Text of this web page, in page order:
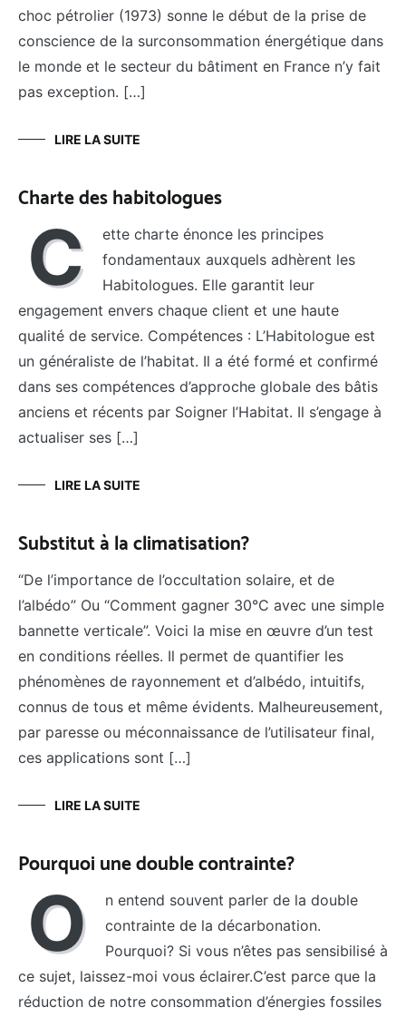
choc pétrolier (1973) sonne le début de la prise de
conscience de la surconsommation énergétique dans
le monde et le secteur du bâtiment en France n’y fait
pas exception. […]
LIRE LA SUITE
Charte des habitologues
C
ette charte énonce les principes
fondamentaux auxquels adhèrent les
Habitologues. Elle garantit leur
engagement envers chaque client et une haute
qualité de service. Compétences : L’Habitologue est
un généraliste de l’habitat. Il a été formé et confirmé
dans ses compétences d’approche globale des bâtis
anciens et récents par Soigner l’Habitat. Il s’engage à
actualiser ses […]
LIRE LA SUITE
Substitut à la climatisation?
“De l’importance de l’occultation solaire, et de
l’albédo” Ou “Comment gagner 30°C avec une simple
bannette verticale”. Voici la mise en œuvre d’un test
en conditions réelles. Il permet de quantifier les
phénomènes de rayonnement et d’albédo, intuitifs,
connus de tous et même évidents. Malheureusement,
par paresse ou méconnaissance de l’utilisateur final,
ces applications sont […]
LIRE LA SUITE
Pourquoi une double contrainte?
O
n entend souvent parler de la double
contrainte de la décarbonation.
Pourquoi? Si vous n’êtes pas sensibilisé à
ce sujet, laissez-moi vous éclairer.C’est parce que la
réduction de notre consommation d’énergies fossiles